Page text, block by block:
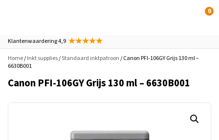
0
Klantenwaardering 4,9
Home/Inkt supplies/Standaard inktpatroon/ Canon PFI-106GY Grijs 130 ml –
6630B001
Canon PFI-106GY Grijs 130 ml – 6630B001